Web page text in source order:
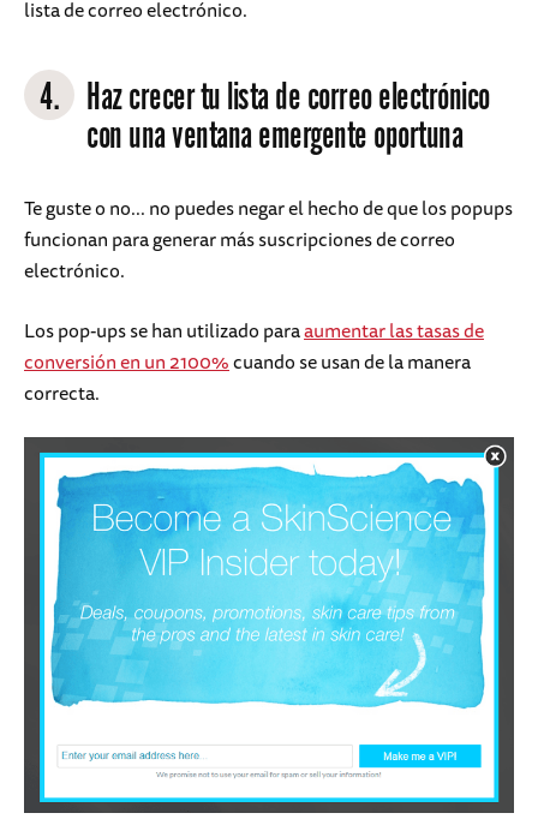
lista de correo electrónico.
4. Haz crecer tu lista de correo electrónico
con una ventana emergente oportuna
Te guste o no... no puedes negar el hecho de que los popups
funcionan para generar más suscripciones de correo
electrónico.
Los pop-ups se han utilizado paraaumentar las tasas de
conversión en un 2100%cuando se usan de la manera
correcta.